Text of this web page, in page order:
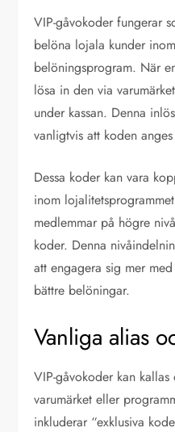
VIP-gåvokoder fungerar
belöna lojala kunder
belöningsprogram. När
lösa in den via
under kassan. Denna
vanligtvis att koden
Dessa koder kan vara
inom
medlemmar på högre
koder. Denna
att engagera sig mer
bättre belöningar.
Vanliga alias
VIP-gåvokoder kan
varumärket eller
inkluderar “exklusiva